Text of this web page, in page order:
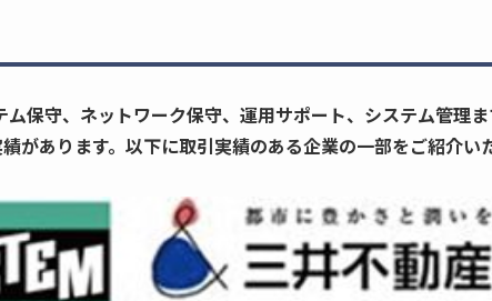
保守、ネットワーク保守、運用サポート、システム管理
あります。以下に取引実績のある企業の一部をご紹介い